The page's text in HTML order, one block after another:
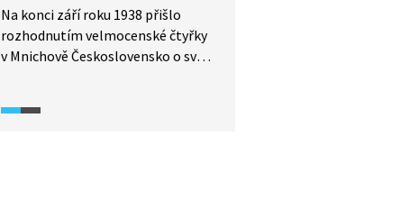
Na konci září roku 1938 přišlo
rozhodnutím velmocenské čtyřky
v Mnichově Československo o svá
její představitelé mysleli, že